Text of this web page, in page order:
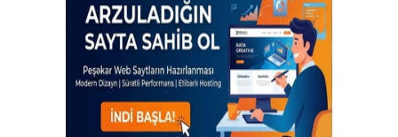
Ana Səhifə
Sual-Cavab
Qurani Kərim
Ünsiyyət (ÇAT)